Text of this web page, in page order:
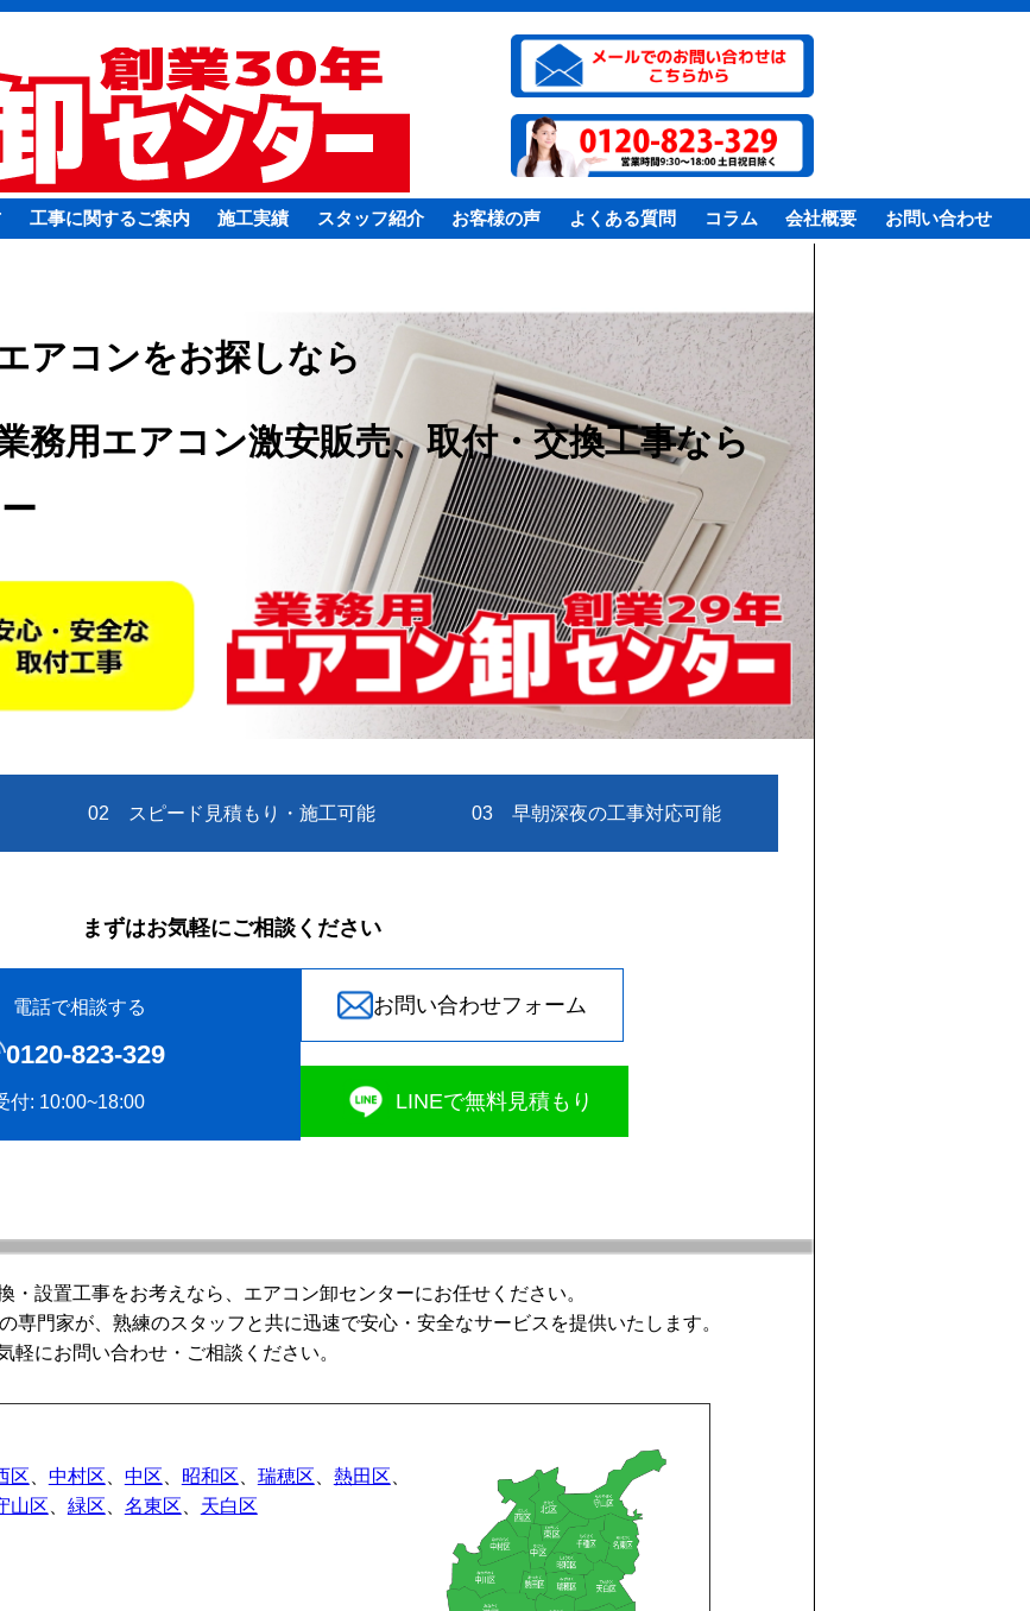
工事に関するご案内 施工実績 スタッフ紹介 お客様の声 よくある質問 コラム 会社概要 お問い合わせ
アコンをお探しなら
務用エアコン激安販売、取付・交換工事なら
02 スピード見積もり・施工可能 03 早朝深夜の工事対応可能
まずはお気軽にご相談ください
電話で相談する
0120‐823-329
付: 10:00~18:00
お問い合わせフォーム
LINEで無料見積もり
・設置工事をお考えなら、エアコン卸センターにお任せください。
専門家が、熟練のスタッフと共に迅速で安心・安全なサービスを提供いたします。
軽にお問い合わせ・ご相談ください。
区、 中村区、 中区、 昭和区、 瑞穂区、 熱田区、
山区、 緑区、 名東区、 天白区